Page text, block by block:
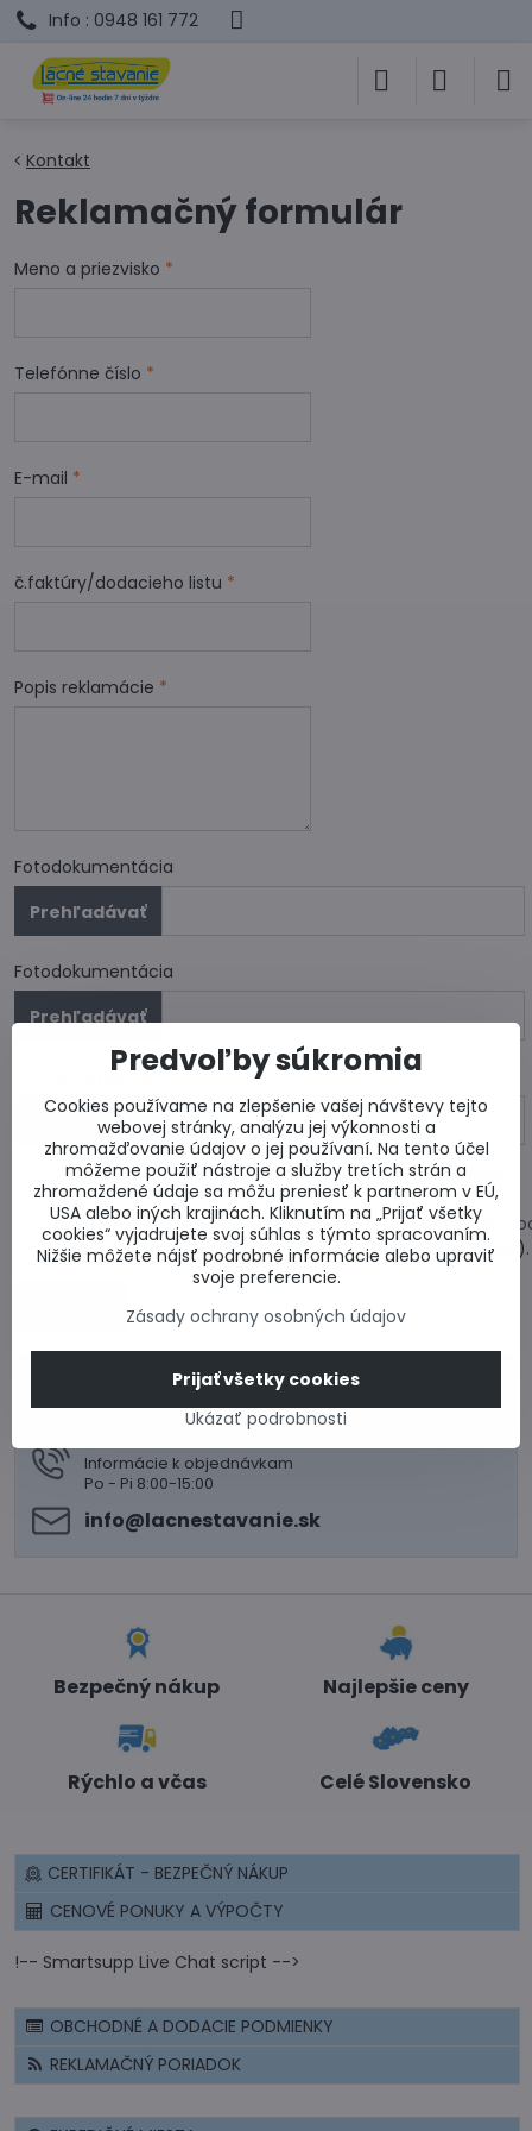
Info : 0948 161 772
Kontakt
Reklamačný formulár
Meno a priezvisko *
Telefónne číslo *
E-mail *
č.faktúry/dodacieho listu *
Popis reklamácie *
Fotodokumentácia
Fotodokumentácia
Fotodokumentácia
Oboznámil som sa so zásadami spracúvania a ochrany
osobných
údajov. (https://www.lacnestavanie.sk/podmienky/
a-dodacie-podmienky/9-osobne-udaje-a-ich-ochrana
0917 969 003
Technické poradenstvo
Informácie k objednávkam
Po - Pi 8:00-15:00
info​@lacnestavanie​.sk
Bezpečný nákup Najlepšie ceny
Rýchlo a včas Celé Slovensko
CERTIFIKÁT - BEZPEČNÝ NÁKUP
CENOVÉ PONUKY A VÝPOČTY
!-- Smartsupp Live Chat script -->
OBCHODNÉ A DODACIE PODMIENKY
REKLAMAČNÝ PORIADOK
Predvoľby súkromia
Cookies používame na zlepšenie vašej návštevy tejto
webovej stránky, analýzu jej výkonnosti a
zhromažďovanie údajov o jej používaní. Na tento účel
môžeme použiť nástroje a služby tretích strán a
zhromaždené údaje sa môžu preniesť k partnerom v EÚ,
USA alebo iných krajinách. Kliknutím na „Prijať všetky
cookies“ vyjadrujete svoj súhlas s týmto spracovaním.
Nižšie môžete nájsť podrobné informácie alebo upraviť
svoje preferencie.
Zásady ochrany osobných údajov
Ukázať podrobnosti
Prijať všetky cookies